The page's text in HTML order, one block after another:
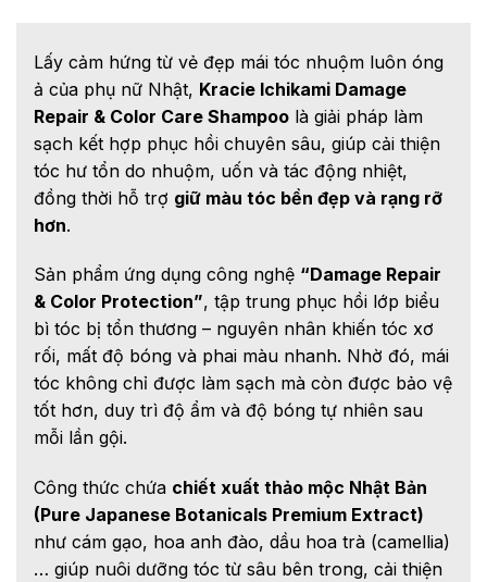
Lấy cảm hứng từ vẻ đẹp mái tóc nhuộm luôn óng
ả của phụ nữ Nhật, Kracie Ichikami Damage
Repair & Color Care Shampoo là giải pháp làm
sạch kết hợp phục hồi chuyên sâu, giúp cải thiện
tóc hư tổn do nhuộm, uốn và tác động nhiệt,
đồng thời hỗ trợ giữ màu tóc bền đẹp và rạng rỡ
hơn.
Sản phẩm ứng dụng công nghệ “Damage Repair
& Color Protection”, tập trung phục hồi lớp biểu
bì tóc bị tổn thương – nguyên nhân khiến tóc xơ
rối, mất độ bóng và phai màu nhanh. Nhờ đó, mái
tóc không chỉ được làm sạch mà còn được bảo vệ
tốt hơn, duy trì độ ẩm và độ bóng tự nhiên sau
mỗi lần gội.
Công thức chứa chiết xuất thảo mộc Nhật Bản
(Pure Japanese Botanicals Premium Extract)
như cám gạo, hoa anh đào, dầu hoa trà (camellia)
… giúp nuôi dưỡng tóc từ sâu bên trong, cải thiện